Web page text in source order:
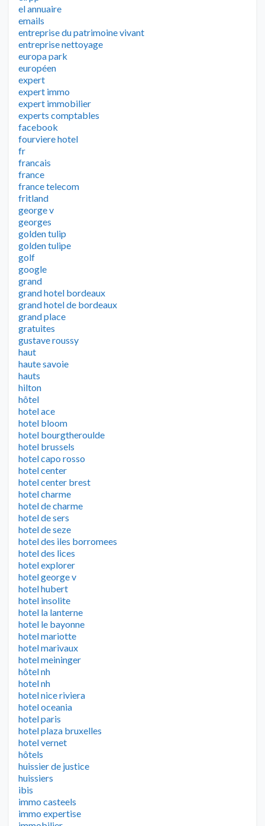
el annuaire
emails
entreprise du patrimoine vivant
entreprise nettoyage
europa park
européen
expert
expert immo
expert immobilier
experts comptables
facebook
fourviere hotel
fr
francais
france
france telecom
fritland
george v
georges
golden tulip
golden tulipe
golf
google
grand
grand hotel bordeaux
grand hotel de bordeaux
grand place
gratuites
gustave roussy
haut
haute savoie
hauts
hilton
hôtel
hotel ace
hotel bloom
hotel bourgtheroulde
hotel brussels
hotel capo rosso
hotel center
hotel center brest
hotel charme
hotel de charme
hotel de sers
hotel de seze
hotel des iles borromees
hotel des lices
hotel explorer
hotel george v
hotel hubert
hotel insolite
hotel la lanterne
hotel le bayonne
hotel mariotte
hotel marivaux
hotel meininger
hôtel nh
hotel nh
hotel nice riviera
hotel oceania
hotel paris
hotel plaza bruxelles
hotel vernet
hôtels
huissier de justice
huissiers
ibis
immo casteels
immo expertise